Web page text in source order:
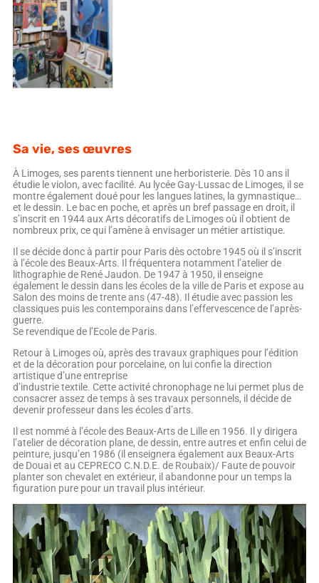
Sa vie, ses œuvres
À Limoges, ses parents tiennent une herboristerie. Dès 10 ans il
étudie le violon, avec facilité. Au lycée Gay-Lussac de Limoges, il se
montre également doué pour les langues latines, la gymnastique…
et le dessin. Le bac en poche, et après un bref passage en droit, il
s’inscrit en 1944 aux Arts décoratifs de Limoges où il obtient de
nombreux prix, ce qui l’amène à envisager un métier artistique.
Il se décide donc à partir pour Paris dès octobre 1945 où il s’inscrit
à l’école des Beaux-Arts. Il fréquentera notamment l’atelier de
lithographie de René Jaudon. De 1947 à 1950, il enseigne
également le dessin dans les écoles de la ville de Paris et expose au
Salon des moins de trente ans (47-48). Il étudie avec passion les
classiques puis les contemporains dans l’effervescence de l’après-
guerre.
Se revendique de l’Ecole de Paris.
Retour à Limoges où, après des travaux graphiques pour l’édition
et de la décoration pour porcelaine, on lui confie la direction
artistique d’une entreprise
d’industrie textile. Cette activité chronophage ne lui permet plus de
consacrer assez de temps à ses travaux personnels, il décide de
devenir professeur dans les écoles d’arts.
Il est nommé à l’école des Beaux-Arts de Lille en 1956. Il y dirigera
l’atelier de décoration plane, de dessin, entre autres et enfin celui de
peinture, jusqu’en 1986 (il enseignera également aux Beaux-Arts
de Douai et au CEPRECO C.N.D.E. de Roubaix)/ Faute de pouvoir
planter son chevalet en extérieur, il abandonne pour un temps la
figuration pure pour un travail plus intérieur.